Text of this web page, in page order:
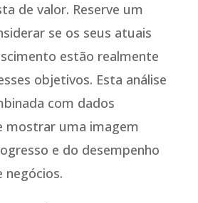
de valor. Reserve um
se os seus atuais
estão realmente
objetivos. Esta análise
com dados
mostrar uma imagem
e do desempenho
negócios.